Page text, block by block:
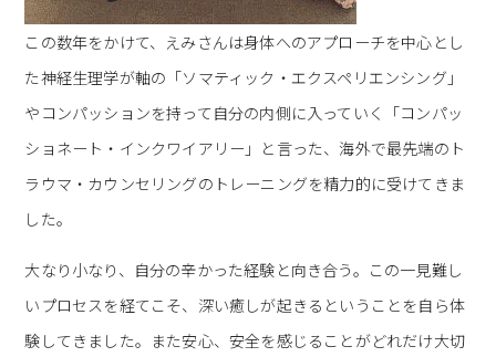
この数年をかけて、えみさんは身体へのアプローチを中心とし
た神経生理学が軸の「ソマティック・エクスペリエンシング」
やコンパッションを持って自分の内側に入っていく「コンパッ
ショネート・インクワイアリー」と言った、海外で最先端のト
ラウマ・カウンセリングのトレーニングを精力的に受けてきま
した。
大なり小なり、自分の辛かった経験と向き合う。この一見難し
いプロセスを経てこそ、深い癒しが起きるということを自ら体
験してきました。また安心、安全を感じることがどれだけ大切